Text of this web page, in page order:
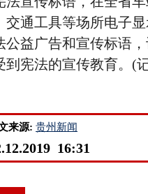
交通工具等场所电子
公益广告和宣传标语
到宪法的宣传教育。(
来源: 贵州新闻
16:31